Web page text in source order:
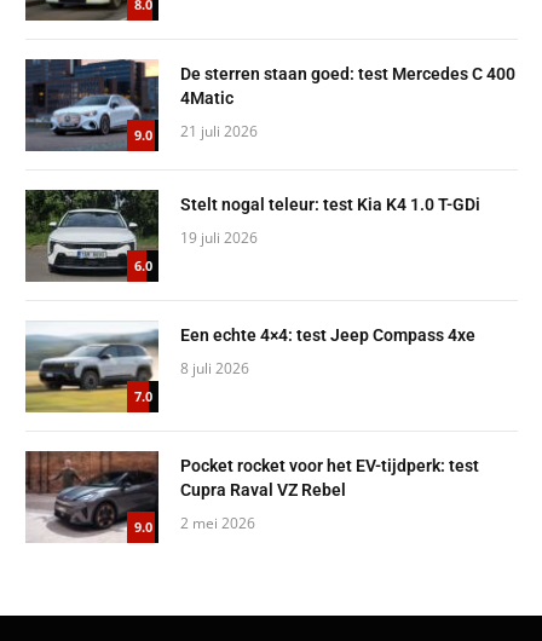
8.0
9.0
De sterren staan goed: test Mercedes C 400
4Matic
21 juli 2026
6.0
Stelt nogal teleur: test Kia K4 1.0 T-GDi
19 juli 2026
7.0
Een echte 4×4: test Jeep Compass 4xe
8 juli 2026
9.0
Pocket rocket voor het EV-tijdperk: test
Cupra Raval VZ Rebel
2 mei 2026